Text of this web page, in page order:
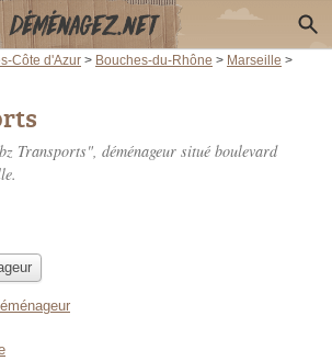
Côte d'Azur > Bouches-du-Rhône > Marseille >
Transports", déménageur situé boulevard